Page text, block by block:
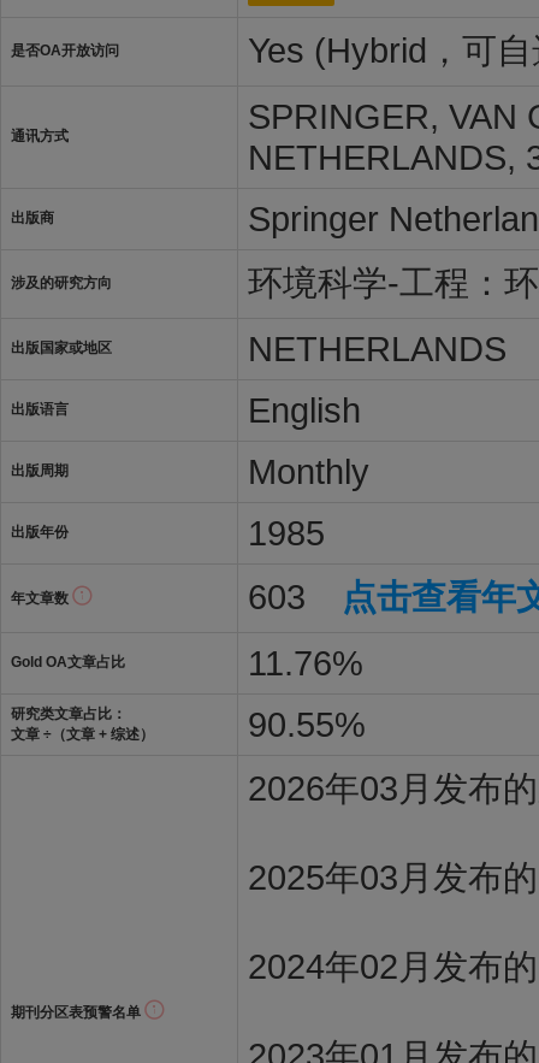
是否OA开放访问 Yes (Hybrid，可
通讯方式
SPRINGER, VAN
NETHERLANDS,
出版商 Springer
涉及的研究方向 环境科学-工程：
出版国家或地区 NETHERLANDS
出版语言 English
出版周期 Monthly
出版年份 1985
年文章数 603 点击查看年
Gold OA文章占比 11.76%
研究类文章占比：
文章 ÷（文章 + 综述）
90.55%
期刊分区表预警名单
2026年03月发布
2025年03月发布
2024年02月发布